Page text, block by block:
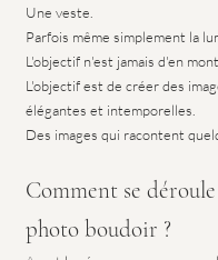
Une veste.
Parfois même simplement la
L'objectif n'est jamais d'en
L'objectif est de créer des
élégantes et intemporelles.
Des images qui racontent
Comment se
photo boudoir ?